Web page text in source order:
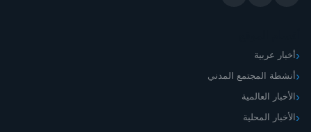
أخبار عربية
أنشطة المجتمع المدني
الأخبار العالمية
الأخبار المحلية